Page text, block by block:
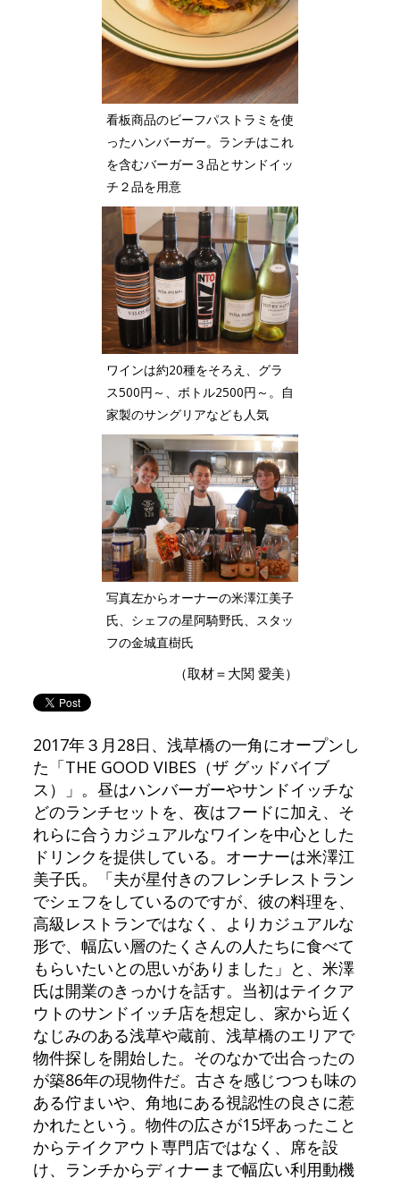
看板商品のビーフパストラミを使
ったハンバーガー。ランチはこれ
を含むバーガー３品とサンドイッ
チ２品を用意
ワインは約20種をそろえ、グラ
ス500円～、ボトル2500円～。自
家製のサングリアなども人気
写真左からオーナーの米澤江美子
氏、シェフの星阿騎野氏、スタッ
フの金城直樹氏
（取材＝大関 愛美）
2017年３月28日、浅草橋の一角にオープンし
た「THE GOOD VIBES（ザ グッドバイブ
ス）」。昼はハンバーガーやサンドイッチな
どのランチセットを、夜はフードに加え、そ
れらに合うカジュアルなワインを中心とした
ドリンクを提供している。オーナーは米澤江
美子氏。「夫が星付きのフレンチレストラン
でシェフをしているのですが、彼の料理を、
高級レストランではなく、よりカジュアルな
形で、幅広い層のたくさんの人たちに食べて
もらいたいとの思いがありました」と、米澤
氏は開業のきっかけを話す。当初はテイクア
ウトのサンドイッチ店を想定し、家から近く
なじみのある浅草や蔵前、浅草橋のエリアで
物件探しを開始した。そのなかで出合ったの
が築86年の現物件だ。古さを感じつつも味の
ある佇まいや、角地にある視認性の良さに惹
かれたという。物件の広さが15坪あったこと
からテイクアウト専門店ではなく、席を設
け、ランチからディナーまで幅広い利用動機